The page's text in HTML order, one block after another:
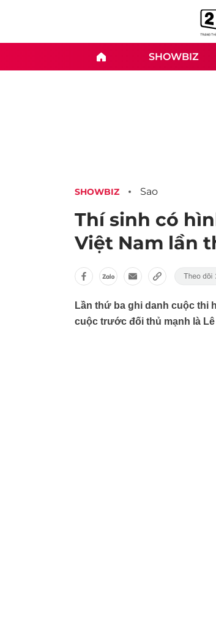
SHOWBIZ
SHOWBIZ Sao
Thí sinh có
Việt Nam lần
Lần thứ ba ghi danh cuộc thi
cuộc trước đối thủ mạnh là